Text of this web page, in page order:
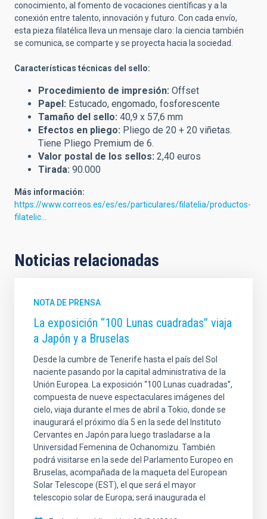
conocimiento, al fomento de vocaciones científicas y a la
conexión entre talento, innovación y futuro. Con cada envío,
esta pieza filatélica lleva un mensaje claro: la ciencia también
se comunica, se comparte y se proyecta hacia la sociedad.
Características técnicas del sello:
Procedimiento de impresión: Offset
Papel: Estucado, engomado, fosforescente
Tamaño del sello: 40,9 x 57,6 mm
Efectos en pliego: Pliego de 20 + 20 viñetas.
Tiene Pliego Premium de 6.
Valor postal de los sellos: 2,40 euros
Tirada: 90.000
Más información:
https://www.correos.es/es/es/particulares/filatelia/productos-
filatelic…
Noticias relacionadas
NOTA DE PRENSA
La exposición “100 Lunas cuadradas” viaja
a Japón y a Bruselas
Desde la cumbre de Tenerife hasta el país del Sol
naciente pasando por la capital administrativa de la
Unión Europea. La exposición “100 Lunas cuadradas”,
compuesta de nueve espectaculares imágenes del
cielo, viaja durante el mes de abril a Tokio, donde se
inaugurará el próximo día 5 en la sede del Instituto
Cervantes en Japón para luego trasladarse a la
Universidad Femenina de Ochanomizu. También
podrá visitarse en la sede del Parlamento Europeo en
Bruselas, acompañada de la maqueta del European
Solar Telescope (EST), el que será el mayor
telescopio solar de Europa; será inaugurada el